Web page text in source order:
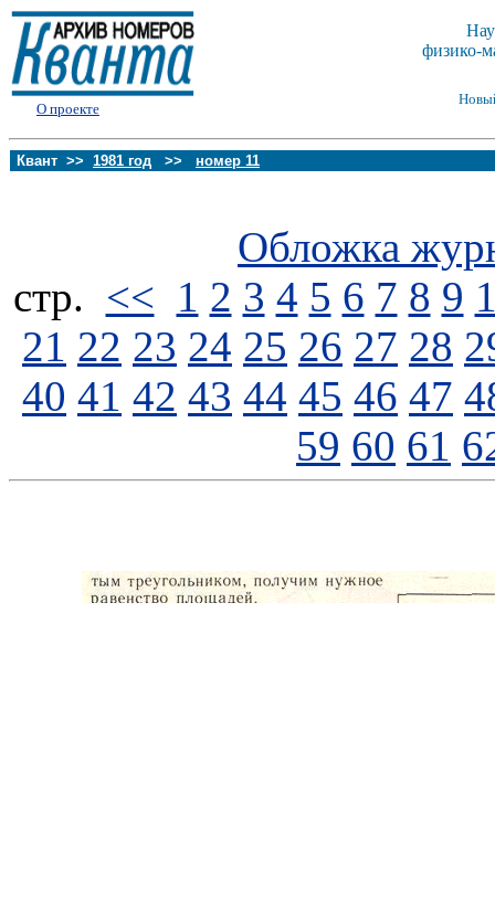
О проекте
физико-
Квант >> 1981 год >> номер 11
Обложка
стp. << 1 2 3 4 5 6 7 8 9
21 22 23 24 25 26 27 28
40 41 42 43 44 45 46 47
59 60 61